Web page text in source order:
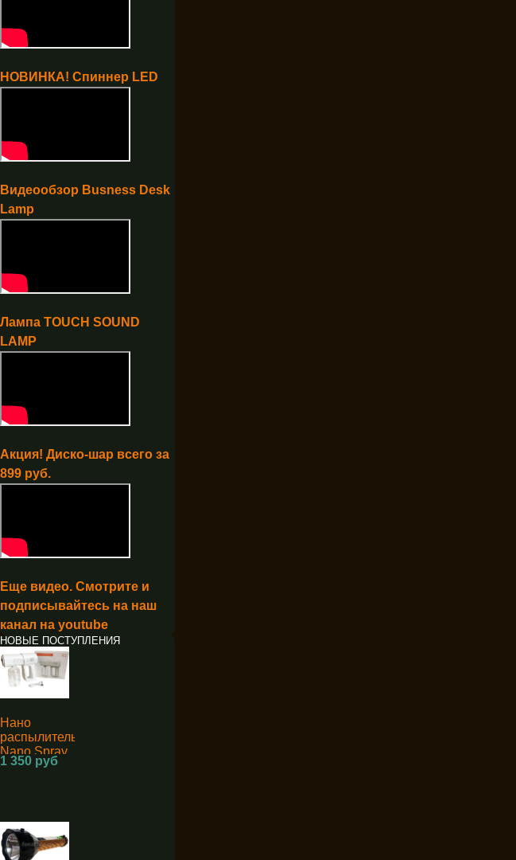
НОВИНКА! Спиннер LED
Видеообзор Busness Desk
Lamp
Лампа TOUCH SOUND
LAMP
Акция! Диско-шар всего за
899 руб.
Еще видео. Смотрите и
подписывайтесь на наш
канал на youtube
НОВЫЕ ПОСТУПЛЕНИЯ
Нано
распылитель
Nano Spray
Machine K5
1 350 руб